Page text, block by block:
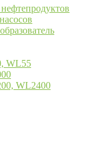
WL55
WL2400